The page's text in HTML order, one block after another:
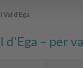
Val d'Ega
d'Ega – per